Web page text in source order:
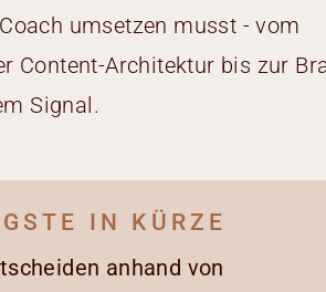
umsetzen musst - vom
Content-Architektur bis zur
Signal.
IN KÜRZE
anhand von